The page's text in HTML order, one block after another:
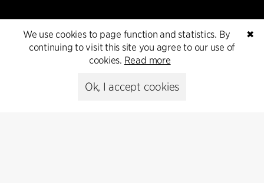
Presse
Head of Communications
✖
We use cookies to page function and statistics. By
continuing to visit this site you agree to our use of
cookies. Read more
Ok, I accept cookies